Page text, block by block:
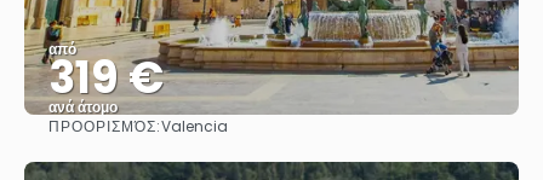
από
319 €
ανά άτομο
ΠΡΟΟΡΙΣΜΌΣ:Valencia